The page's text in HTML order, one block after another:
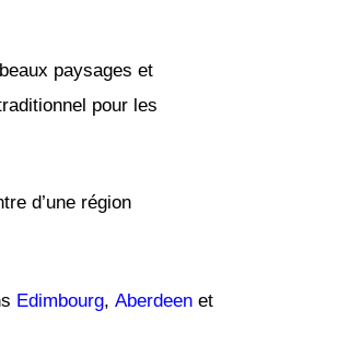
paysages et
pour les
d’une région
Edimbourg, Aberdeen et